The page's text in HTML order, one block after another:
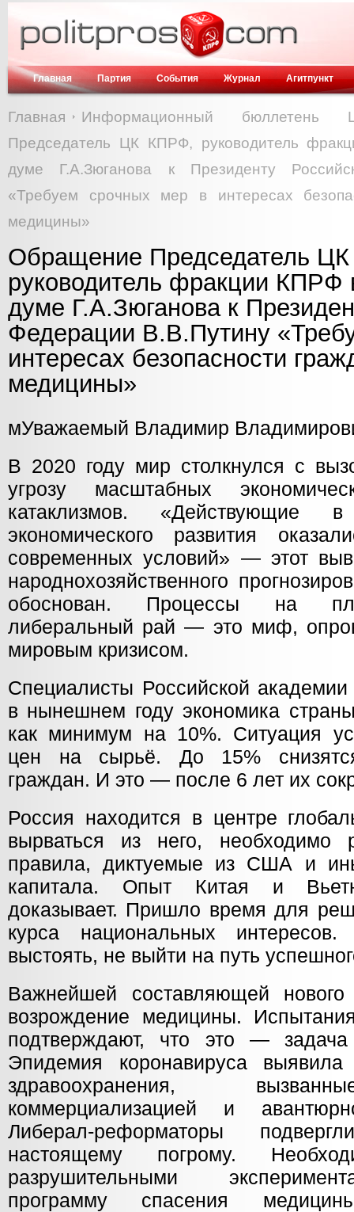
Главная Партия События Журнал Агитпункт
Главная
Информационный
Председатель ЦК КПРФ, руководитель
думе Г.А.Зюганова к Президенту
«Требуем срочных мер в интересах
медицины»
Обращение Председатель
руководитель фракции КПРФ
думе Г.А.Зюганова к
Федерации В.В.Путину
интересах безопасности
медицины»
мУважаемый Владимир
В 2020 году мир столкнулся с
угрозу масштабных
катаклизмов. «Действующие
экономического развития
современных условий» — этот
народнохозяйственного
обоснован. Процессы на
либеральный рай — это миф,
мировым кризисом.
Специалисты Российской
в нынешнем году экономика
как минимум на 10%. Ситуация
цен на сырьё. До 15%
граждан. И это — после 6 лет их
Россия находится в центре
вырваться из него, необходимо
правила, диктуемые из США и
капитала. Опыт Китая и
доказывает. Пришло время для
курса национальных
выстоять, не выйти на путь
Важнейшей составляющей
возрождение медицины.
подтверждают, что это — задача
Эпидемия коронавируса
здравоохранения,
коммерциализацией и
Либерал-реформаторы
настоящему погрому.
разрушительными
программу спасения